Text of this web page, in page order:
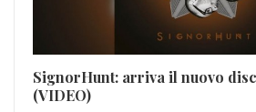
SignorHunt: arriva il nuovo
(VIDEO)